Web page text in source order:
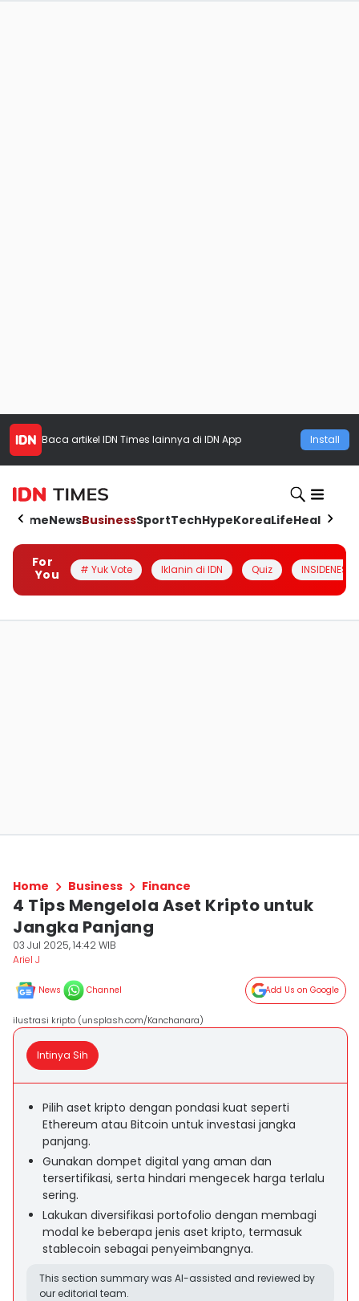
Baca artikel IDN Times lainnya di IDN App Install
HomeNewsBusinessSportTechHypeKoreaLifeHealth
For
You
# Yuk Vote Iklanin di IDN Quiz INSIDENESIA
Home Business Finance
4 Tips Mengelola Aset Kripto untuk
Jangka Panjang
03 Jul 2025, 14:42 WIB
Ariel J
News Channel Add Us on Google
ilustrasi kripto (unsplash.com/Kanchanara)
Intinya Sih
Pilih aset kripto dengan pondasi kuat seperti
Ethereum atau Bitcoin untuk investasi jangka
panjang.
Gunakan dompet digital yang aman dan
tersertifikasi, serta hindari mengecek harga terlalu
sering.
Lakukan diversifikasi portofolio dengan membagi
modal ke beberapa jenis aset kripto, termasuk
stablecoin sebagai penyeimbangnya.
This section summary was AI-assisted and reviewed by
our editorial team.